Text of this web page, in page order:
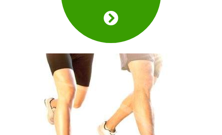
Dieta wegetariańska i wegańska
Dieta dla osób aktywnych